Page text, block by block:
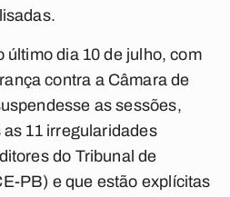
último dia 10 de julho, com
contra a Câmara de
as sessões,
11 irregularidades
do Tribunal de
PB) e que estão explícitas